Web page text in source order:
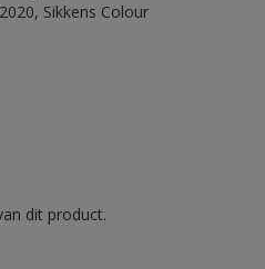
Sikkens Colour
dit product.